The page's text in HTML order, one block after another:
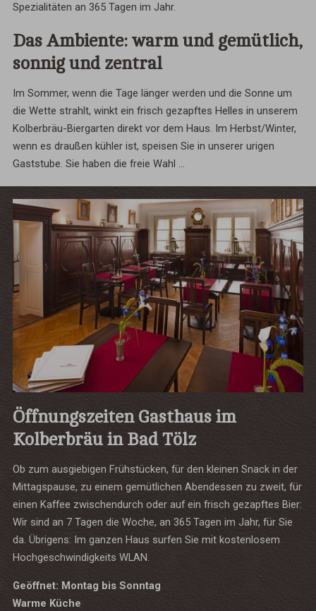
Spezialitäten an 365 Tagen im Jahr.
Das Ambiente: warm und gemütlich,
sonnig und zentral
Im Sommer, wenn die Tage länger werden und die Sonne um
die Wette strahlt, winkt ein frisch gezapftes Helles in unserem
Kolberbräu-Biergarten direkt vor dem Haus. Im Herbst/Winter,
wenn es draußen kühler ist, speisen Sie in unserer urigen
Gaststube. Sie haben die freie Wahl ...
Öffnungszeiten Gasthaus im
Kolberbräu in Bad Tölz
Ob zum ausgiebigen Frühstücken, für den kleinen Snack in der
Mittagspause, zu einem gemütlichen Abendessen zu zweit, für
einen Kaffee zwischendurch oder auf ein frisch gezapftes Bier:
Wir sind an 7 Tagen die Woche, an 365 Tagen im Jahr, für Sie
da.Übrigens: Im ganzen Haus surfen Sie mit kostenlosem
Hochgeschwindigkeits WLAN.
Geöffnet: Montag bis Sonntag
Warme Küche